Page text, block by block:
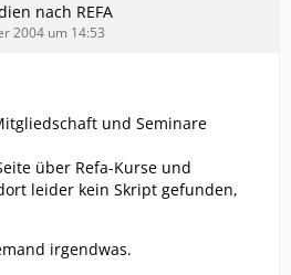
nach REFA
2004 um 14:53
und Seminare
über Refa-Kurse und
leider kein Skript gefunden,
irgendwas.